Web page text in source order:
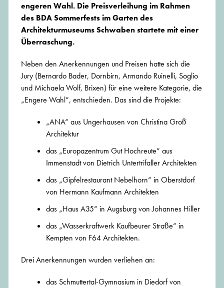
engeren Wahl. Die Preisverleihung im Rahmen
des BDA Sommerfests im Garten des
Architekturmuseums Schwaben startete mit einer
Überraschung.
Neben den Anerkennungen und Preisen hatte sich die
Jury (Bernardo Bader, Dornbirn, Armando Ruinelli, Soglio
und Michaela Wolf, Brixen) für eine weitere Kategorie, die
„Engere Wahl“, entschieden. Das sind die Projekte:
„ANA“ aus Ungerhausen von Christina Groß
Architektur
das „Europazentrum Gut Hochreute“ aus
Immenstadt von Dietrich Untertrifaller Architekten
das „Gipfelrestaurant Nebelhorn“ in Oberstdorf
von Hermann Kaufmann Architekten
das „Haus A35“ in Augsburg von Johannes Hiller
das „Wasserkraftwerk Kaufbeurer Straße“ in
Kempten von F64 Architekten.
Drei Anerkennungen wurden verliehen an:
das Schmuttertal-Gymnasium in Diedorf von